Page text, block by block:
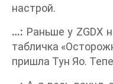
настрой.
…: Раньше у ZGDX
табличка
пришла Тун Яо.